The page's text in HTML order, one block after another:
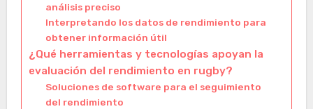
análisis preciso
Interpretando los datos de rendimiento para
obtener información útil
¿Qué herramientas y tecnologías apoyan la
evaluación del rendimiento en rugby?
Soluciones de software para el seguimiento
del rendimiento